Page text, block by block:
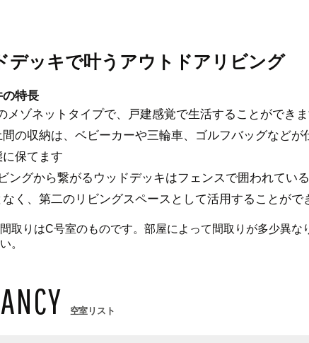
デッキで叶うアウトドアリビング
の特長
メゾネットタイプで、戸建感覚で生活することができ
間の収納は、ベビーカーや三輪車、ゴルフバッグなどが
に保てます
ングから繋がるウッドデッキはフェンスで囲われてい
く、第二のリビングスペースとして活用することがで
取りはC号室のものです。部屋によって間取りが多少異な
。
空室リスト